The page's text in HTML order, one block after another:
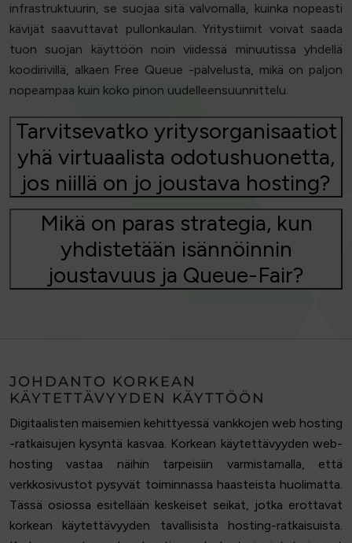
infrastruktuurin, se suojaa sitä valvomalla, kuinka nopeasti
kävijät saavuttavat pullonkaulan. Yritystiimit voivat saada
tuon suojan käyttöön noin viidessä minuutissa yhdellä
koodirivillä, alkaen Free Queue -palvelusta, mikä on paljon
nopeampaa kuin koko pinon uudelleensuunnittelu.
Tarvitsevatko yritysorganisaatiot
yhä virtuaalista odotushuonetta,
jos niillä on jo joustava hosting?
Mikä on paras strategia, kun
yhdistetään isännöinnin
joustavuus ja Queue-Fair?
JOHDANTO KORKEAN
KÄYTETTÄVYYDEN KÄYTTÖÖN
Digitaalisten maisemien kehittyessä vankkojen web hosting
-ratkaisujen kysyntä kasvaa. Korkean käytettävyyden web-
hosting vastaa näihin tarpeisiin varmistamalla, että
verkkosivustot pysyvät toiminnassa haasteista huolimatta.
Tässä osiossa esitellään keskeiset seikat, jotka erottavat
korkean käytettävyyden tavallisista hosting-ratkaisuista.